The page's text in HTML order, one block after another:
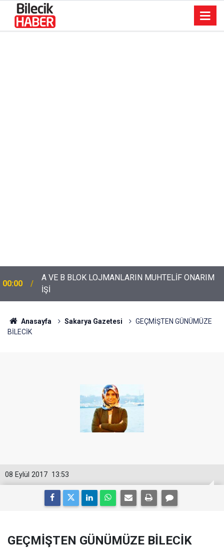
00:00
A VE B BLOK LOJMANLARIN MUHTELİF ONARIM
İŞİ
Anasayfa Sakarya Gazetesi
GEÇMİŞTEN GÜNÜMÜZE
BİLECİK
13:53
08 Eylül 2017
GEÇMİŞTEN GÜNÜMÜZE BİLECİK